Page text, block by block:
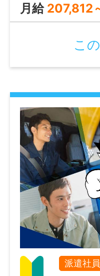
職場の雰囲気
だけます。
就業場所
〒070-0013 北
勤務地変更の可
給与
月給 201,400
〈年収モデル〉
30歳／世帯主・
月給296,444
+燃料手当
4,379,328円
月給 207,812～228,593円（固定残業代5h
こ
派遣社員